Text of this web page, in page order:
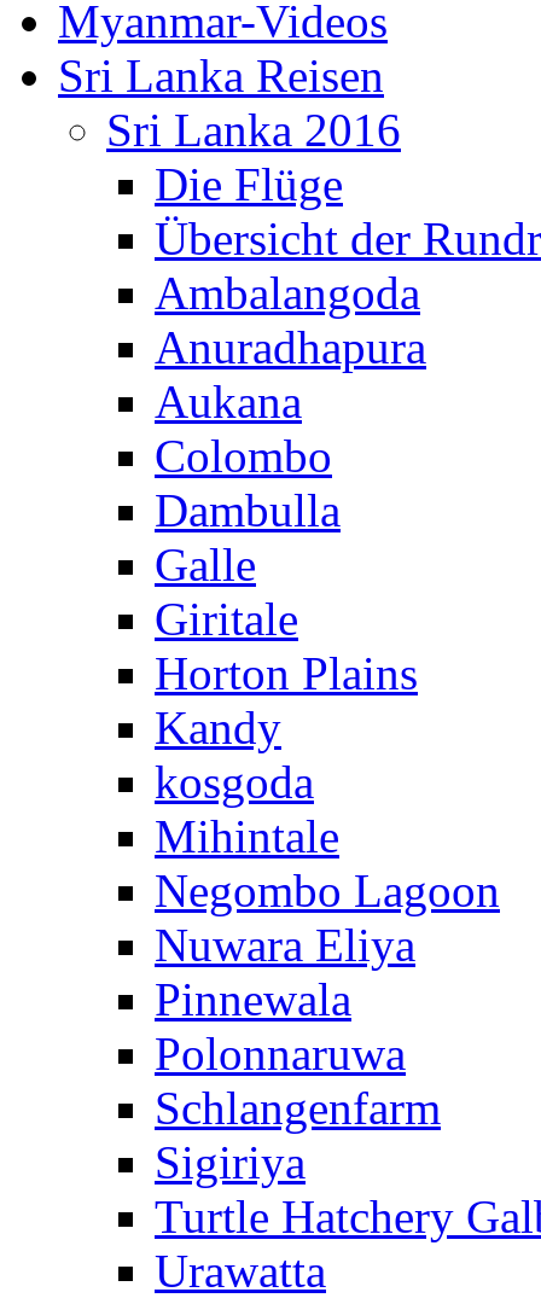
Myanmar-Videos
Sri Lanka Reisen
Sri Lanka 2016
Die Flüge
Übersicht der
Ambalangoda
Anuradhapura
Aukana
Colombo
Dambulla
Galle
Giritale
Horton Plains
Kandy
kosgoda
Mihintale
Negombo Lagoon
Nuwara Eliya
Pinnewala
Polonnaruwa
Schlangenfarm
Sigiriya
Turtle Hatchery
Urawatta